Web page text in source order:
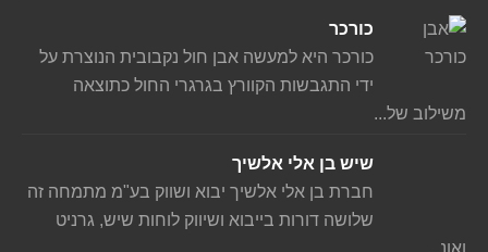
כורכר
כורכר היא למעשה אבן חול נקבובית הנוצרת על
ידי התגבשות הקוורץ בגרגרי החול כתוצאה
משילוב של...
שיש בן אלי אלשיך
חברת בן אלי אלשיך יבוא ושווק בע"מ מתמחה זה
שלושה דורות בייבוא ושיווק לוחות שיש, גרניט
ואונ...